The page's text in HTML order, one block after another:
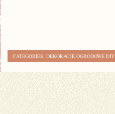
CATEGORIES: DEKORACJE OGRODOWE DIY